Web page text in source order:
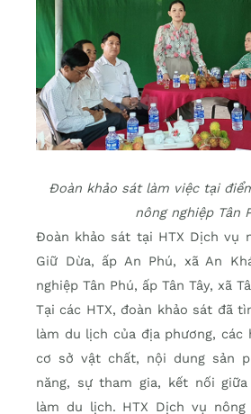
Đoàn khảo sát làm việc tại
nông nghiệp Tân
Đoàn khảo sát tại HTX Dịch vụ
Giữ Dừa, ấp An Phú, xã An
nghiệp Tân Phú, ấp Tân Tây, xã
Tại các HTX, đoàn khảo sát đã
làm du lịch của địa phương, các
cơ sở vật chất, nội dung sản
năng, sự tham gia, kết nối
làm du lịch. HTX Dịch vụ nông